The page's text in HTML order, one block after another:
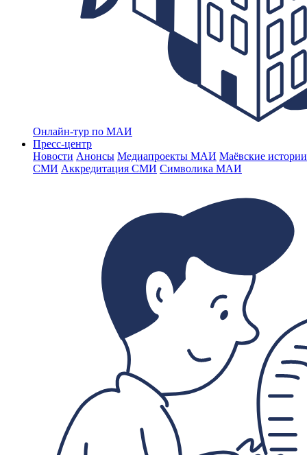
Онлайн-тур по МАИ
Пресс-центр
Новости Анонсы Медиапроекты МАИ Маёвские
СМИ Аккредитация СМИ Символика МАИ